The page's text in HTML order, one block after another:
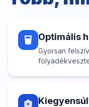
Optimális
Gyorsan